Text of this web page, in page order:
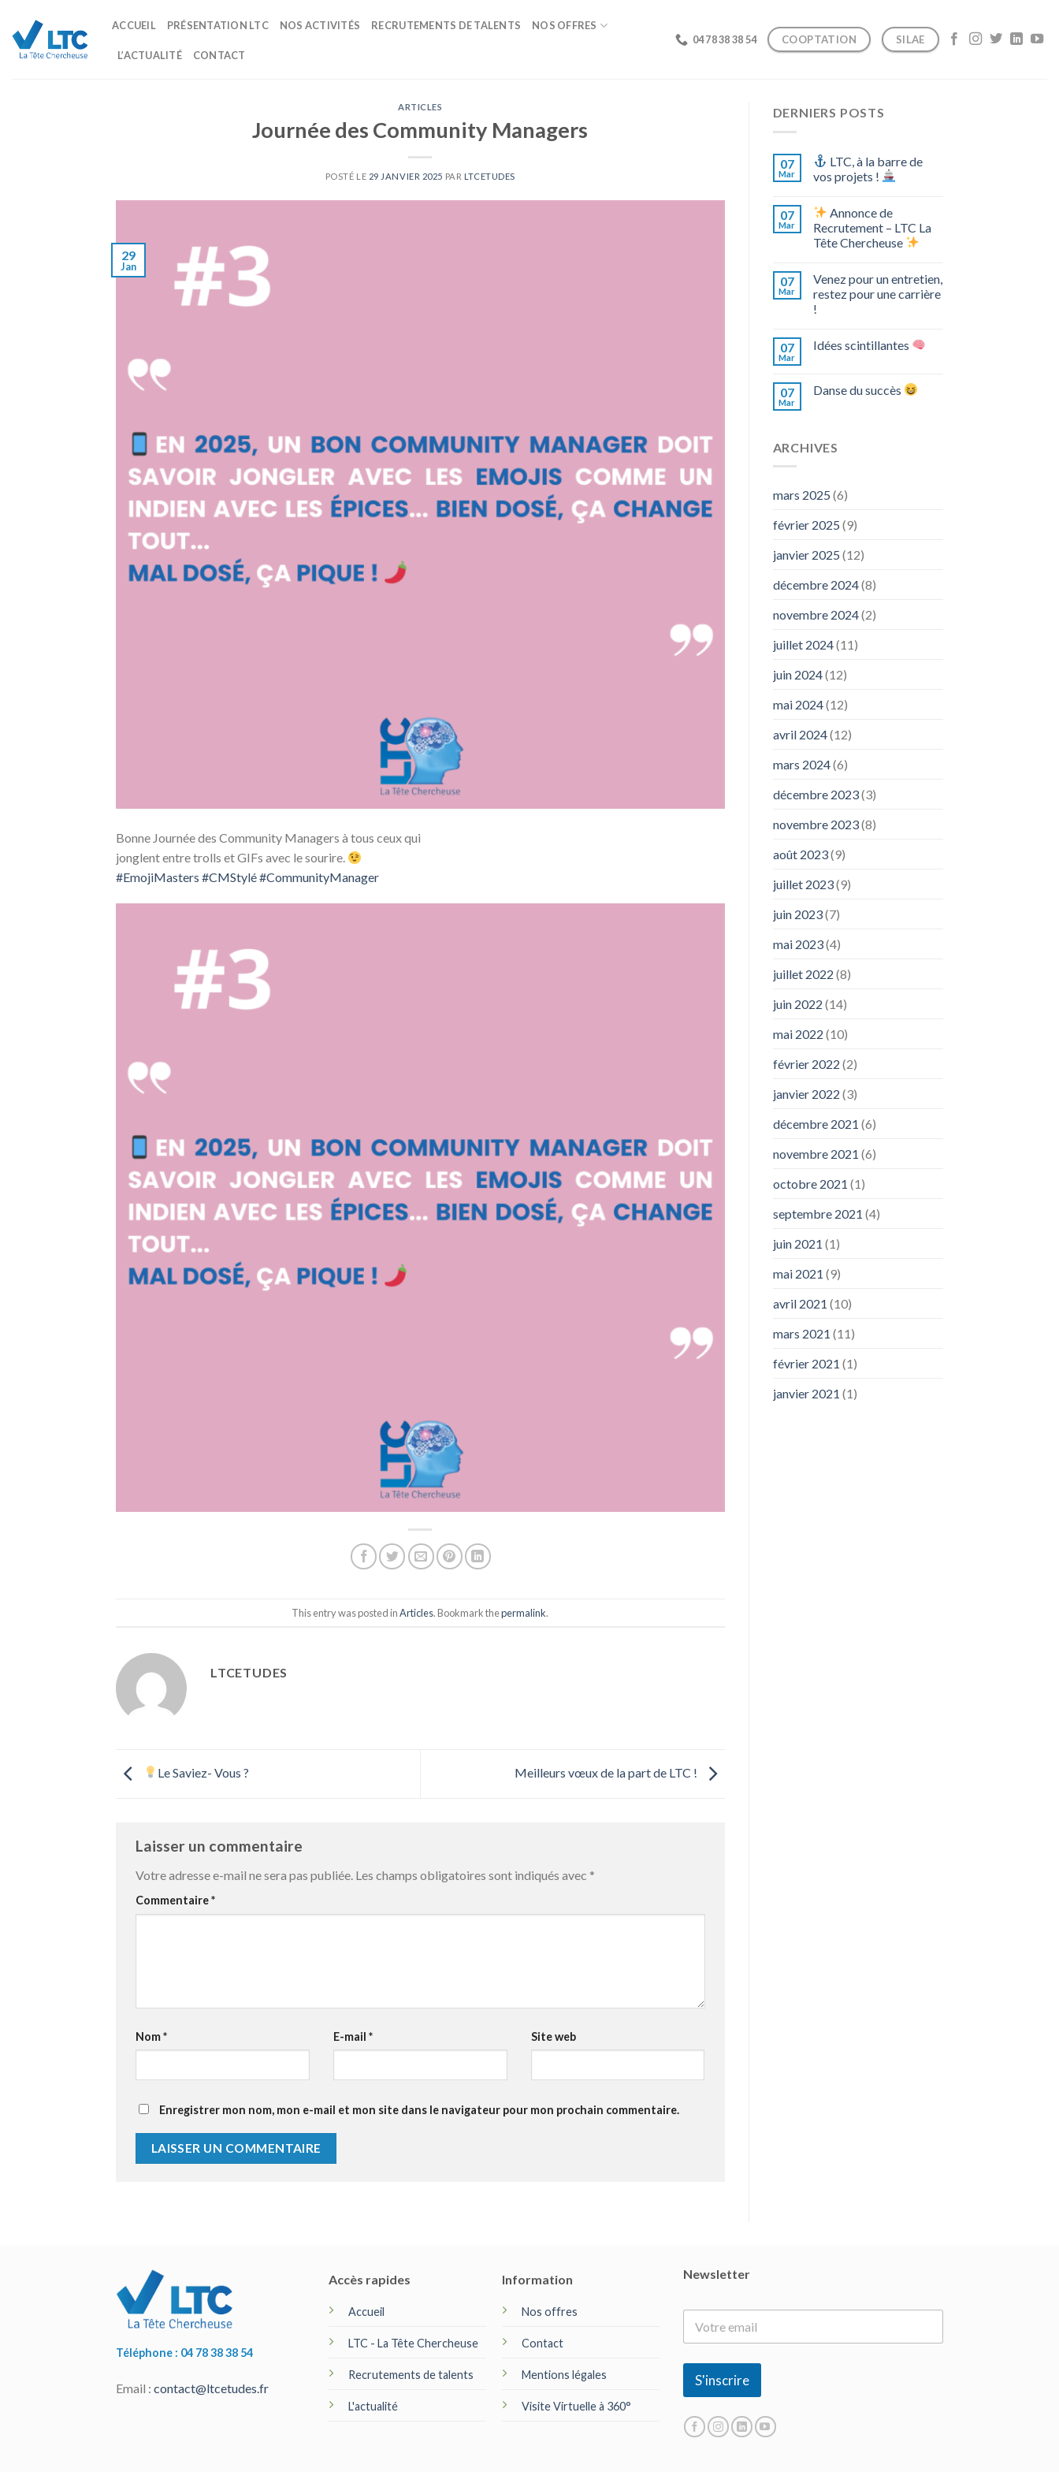
content
ACCUEIL PRÉSENTATION LTC NOS ACTIVITÉS RECRUTEMENTS DE TALENTS NOS OFFRES
L’ACTUALITÉ CONTACT
04 78 38 38 54 COOPTATION SILAE
ARTICLES
Journée des Community Managers
POSTÉ LE 29 JANVIER 2025 PAR LTCETUDES
29
Jan
Bonne Journée des Community Managers à tous ceux qui
jonglent entre trolls et GIFs avec le sourire.
#EmojiMasters #CMStylé#CommunityManager
This entry was posted inArticles. Bookmark thepermalink.
LTCETUDES
Le Saviez- Vous ? Meilleurs vœux de la part de LTC !
Laisser un commentaire
Votre adresse e-mail ne sera pas publiée. Les champs obligatoires sont indiqués avec *
Commentaire*
Nom* E-mail * Site web
Enregistrer mon nom, mon e-mail et mon site dans le navigateur pour mon prochain commentaire.
DERNIERS POSTS
07
Mar
LTC, à la barre de
vos projets !
07
Mar
Annonce de
Recrutement – LTC La
Tête Chercheuse
07
Mar
Venez pour un entretien,
restez pour une carrière
!
07
Mar
Idées scintillantes
07
Mar
Danse du succès
ARCHIVES
mars 2025 (6)
février 2025 (9)
janvier 2025 (12)
décembre 2024(8)
novembre 2024(2)
juillet 2024(11)
juin 2024(12)
mai 2024(12)
avril 2024(12)
mars 2024(6)
décembre 2023(3)
novembre 2023(8)
août 2023(9)
juillet 2023(9)
juin 2023(7)
mai 2023(4)
juillet 2022 (8)
juin 2022 (14)
mai 2022 (10)
février 2022 (2)
janvier 2022 (3)
décembre 2021 (6)
novembre 2021 (6)
octobre 2021 (1)
septembre 2021 (4)
juin 2021 (1)
mai 2021 (9)
avril 2021 (10)
mars 2021 (11)
février 2021 (1)
janvier 2021 (1)
Téléphone : 04 78 38 38 54
Email : contact@ltcetudes.fr
Accès rapides
Accueil
LTC - La Tête Chercheuse
Recrutements de talents
L'actualité
Information
Nos offres
Contact
Mentions légales
Visite Virtuelle à 360°
Newsletter
E
m
a
S'inscrire